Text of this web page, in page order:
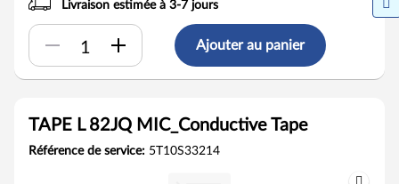
Livraison estimée à 3-7 jours
Ajouter au panier
TAPE L 82JQ MIC_Conductive Tape
Référence de service: 5T10S33214